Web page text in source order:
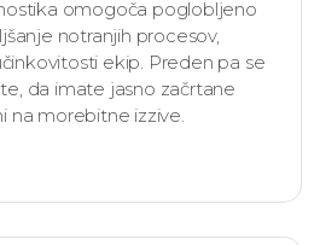
omogoča poglobljeno
notranjih procesov,
ekip. Preden pa se
da imate jasno začrtane
na morebitne izzive.